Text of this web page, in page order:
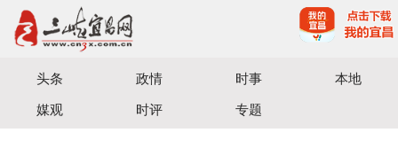
宜昌三峡融媒体中心主办
头条 政情 时事
本地
媒观
时评 专题